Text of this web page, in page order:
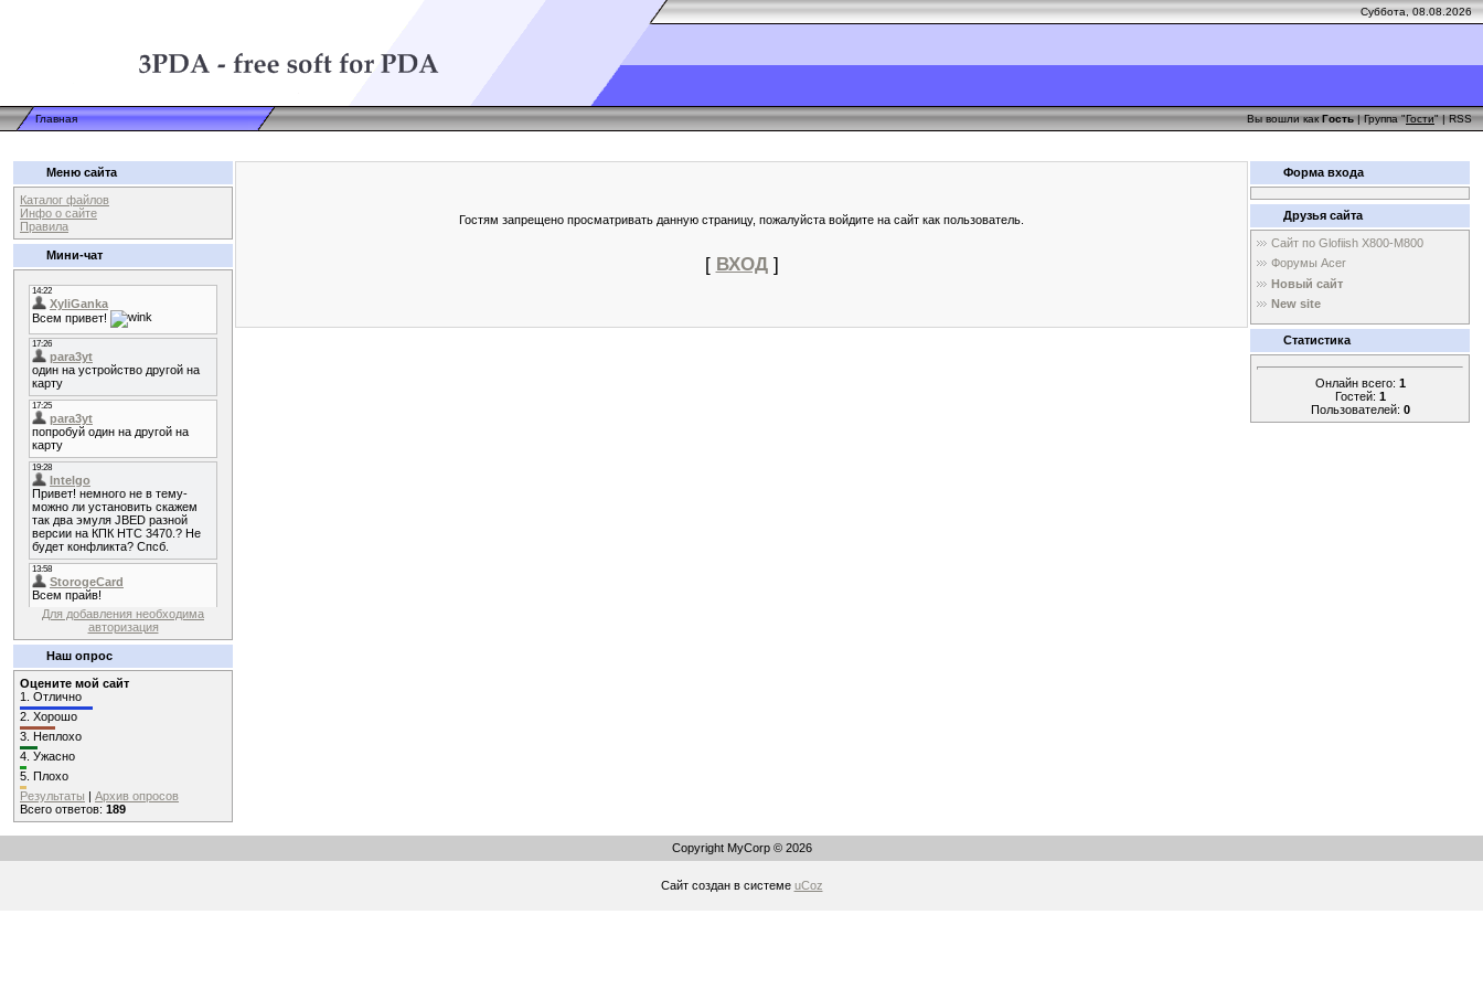
Суббота, 08.08.2026
Главная Вы вошли какГость| Группа "Гости" |RSS
Меню сайта
Каталог файлов
Инфо о сайте
Правила
Мини-чат
Для добавления необходима
авторизация
Наш опрос
Оцените мой сайт
1. Отлично
2. Хорошо
3. Неплохо
4. Ужасно
5. Плохо
Результаты | Архив опросов
Всего ответов: 189
Гостям запрещено просматривать данную страницу, пожалуйста войдите на сайт как пользователь.
[ ВХОД]
Форма входа
Друзья сайта
Сайт по Glofiish X800-M800
Форумы Acer
Новый сайт
New site
Статистика
Онлайн всего: 1
Гостей: 1
Пользователей: 0
Copyright MyCorp © 2026
Сайт создан в системе uCoz